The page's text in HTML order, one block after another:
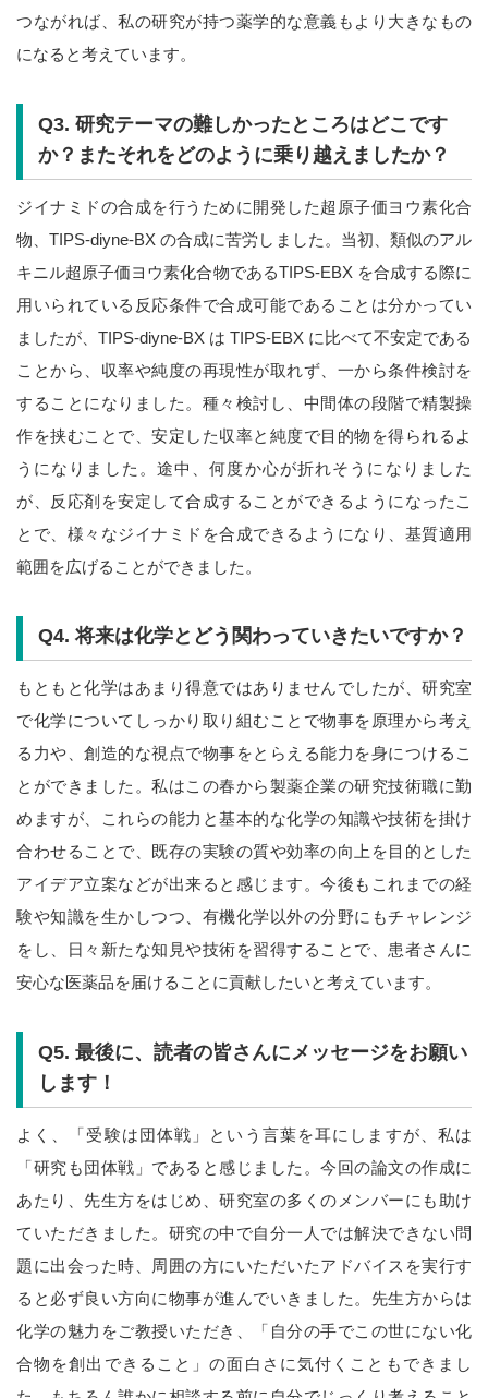
つながれば、私の研究が持つ薬学的な意義もより大きなもの
になると考えています。
Q3. 研究テーマの難しかったところはどこです
か？またそれをどのように乗り越えましたか？
ジイナミドの合成を行うために開発した超原子価ヨウ素化合
物、TIPS-diyne-BXの合成に苦労しました。当初、類似のアル
キニル超原子価ヨウ素化合物であるTIPS-EBX を合成する際に
用いられている反応条件で合成可能であることは分かってい
ましたが、 TIPS-diyne-BX は TIPS-EBX に比べて不安定である
ことから、収率や純度の再現性が取れず、一から条件検討を
することになりました。種々検討し、中間体の段階で精製操
作を挟むことで、安定した収率と純度で目的物を得られるよ
うになりました。途中、何度か心が折れそうになりました
が、反応剤を安定して合成することができるようになったこ
とで、様々なジイナミドを合成できるようになり、基質適用
範囲を広げることができました。
Q4. 将来は化学とどう関わっていきたいですか？
もともと化学はあまり得意ではありませんでしたが、研究室
で化学についてしっかり取り組むことで物事を原理から考え
る力や、創造的な視点で物事をとらえる能力を身につけるこ
とができました。私はこの春から製薬企業の研究技術職に勤
めますが、これらの能力と基本的な化学の知識や技術を掛け
合わせることで、既存の実験の質や効率の向上を目的とした
アイデア立案などが出来ると感じます。今後もこれまでの経
験や知識を生かしつつ、有機化学以外の分野にもチャレンジ
をし、日々新たな知見や技術を習得することで、患者さんに
安心な医薬品を届けることに貢献したいと考えています。
Q5. 最後に、読者の皆さんにメッセージをお願い
します！
よく、「受験は団体戦」という言葉を耳にしますが、私は
「研究も団体戦」であると感じました。今回の論文の作成に
あたり、先生方をはじめ、研究室の多くのメンバーにも助け
ていただきました。研究の中で自分一人では解決できない問
題に出会った時、周囲の方にいただいたアドバイスを実行す
ると必ず良い方向に物事が進んでいきました。先生方からは
化学の魅力をご教授いただき、「自分の手でこの世にない化
合物を創出できること」の面白さに気付くこともできまし